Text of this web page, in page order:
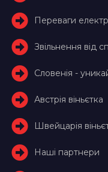
Переваги
Звільнення від
Словенія -
Австрія віньєтка
Швейцарія
Наші партнери